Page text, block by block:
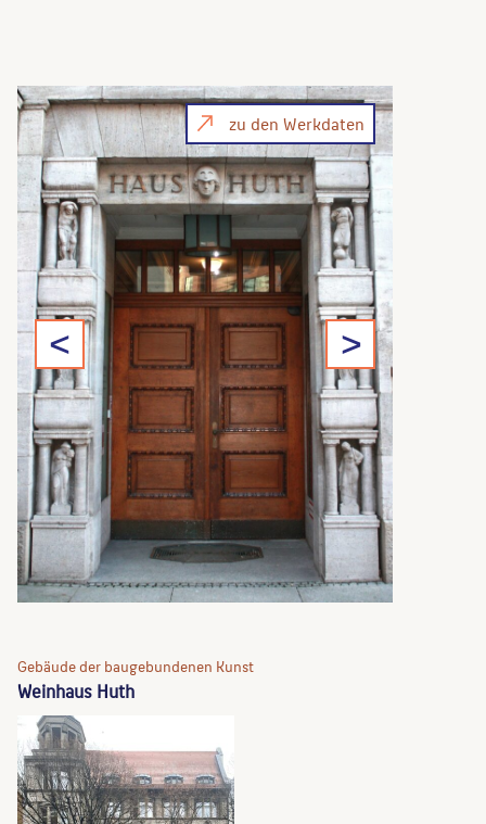
< >
zu den Werkdaten
Gebäude der baugebundenen Kunst
Weinhaus Huth